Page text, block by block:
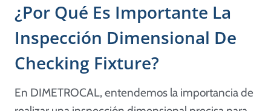
¿Por Qué Es Importante La
Inspección Dimensional De
Checking Fixture?
En DIMETROCAL, entendemos la importancia de